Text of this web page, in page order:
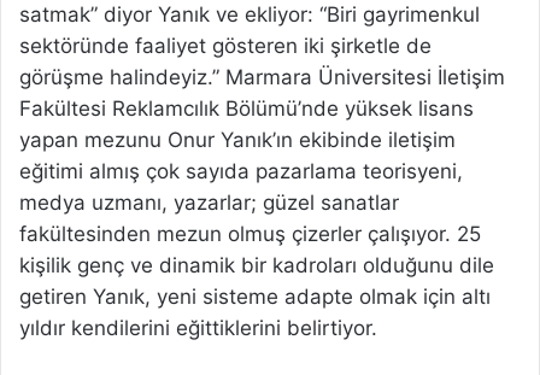
satmak” diyor Yanık ve ekliyor: “Biri gayrimenkul
sektöründe faaliyet gösteren iki şirketle de
görüşme halindeyiz.” Marmara Üniversitesi İletişim
Fakültesi Reklamcılık Bölümü’nde yüksek lisans
yapan mezunu Onur Yanık’ın ekibinde iletişim
eğitimi almış çok sayıda pazarlama teorisyeni,
medya uzmanı, yazarlar; güzel sanatlar
fakültesinden mezun olmuş çizerler çalışıyor. 25
kişilik genç ve dinamik bir kadroları olduğunu dile
getiren Yanık, yeni sisteme adapte olmak için altı
yıldır kendilerini eğittiklerini belirtiyor.